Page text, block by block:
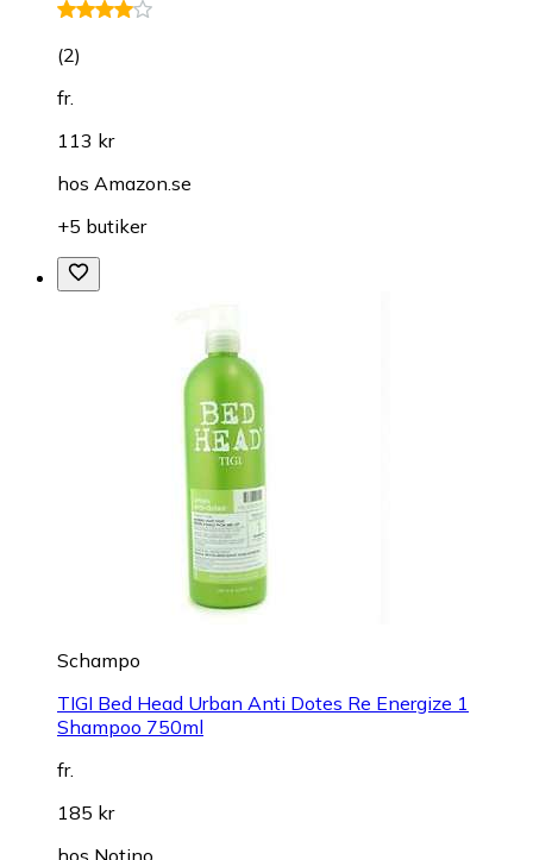
(2)
fr.
113 kr
hos Amazon.se
+5 butiker
Schampo
TIGI Bed Head Urban Anti Dotes Re Energize 1
Shampoo 750ml
fr.
185 kr